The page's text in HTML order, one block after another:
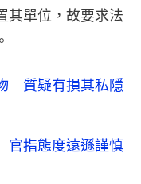
其單位，故要求法
質疑有損其私隱
指態度遠遜謹慎